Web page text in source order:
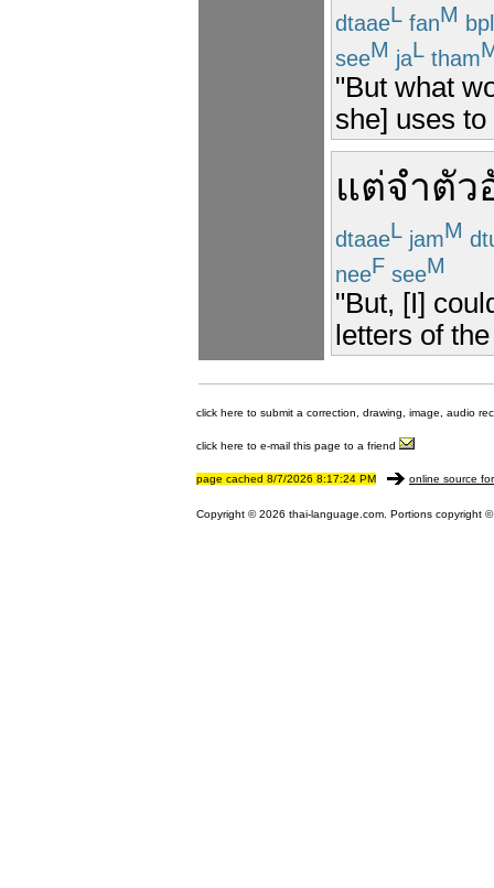
dtaaeL fanM
seeM jaL tham
"But what
she] uses
แต่จำตัว
dtaaeL jamM
neeF seeM
"But, [I]
letters of
click here to submit a correction, drawing, image, audio
click here to e-mail this page to a friend
page cached 8/7/2026 8:17:24 PM online source
Copyright © 2026 thai-language.com. Portions copyright